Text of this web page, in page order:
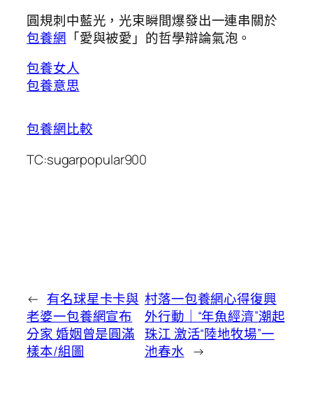
圓規刺中藍光，光束瞬間爆發出一連串關於
包養網 「愛與被愛」的哲學辯論氣泡。
包養女人
包養意思
包養網比較
TC:sugarpopular900
← 有名球星卡卡與
老婆一包養網宣布
分家 婚姻曾是圓滿
樣本/組圖
村落一包養網心得復興
外行動｜“年魚經濟”潮起
珠江 激活“陸地牧場”一
池春水 →